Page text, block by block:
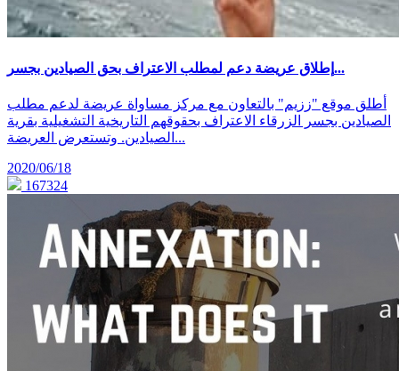
إطلاق عريضة دعم لمطلب الاعتراف بحق الصيادين بجسر...
أطلق موقع "ززيم" بالتعاون مع مركز مساواة عريضة لدعم مطلب
الصيادين بجسر الزرقاء الاعتراف بحقوقهم التاريخية التشغيلية بقرية
الصيادين. وتستعرض العريضة...
2020/06/18
167324